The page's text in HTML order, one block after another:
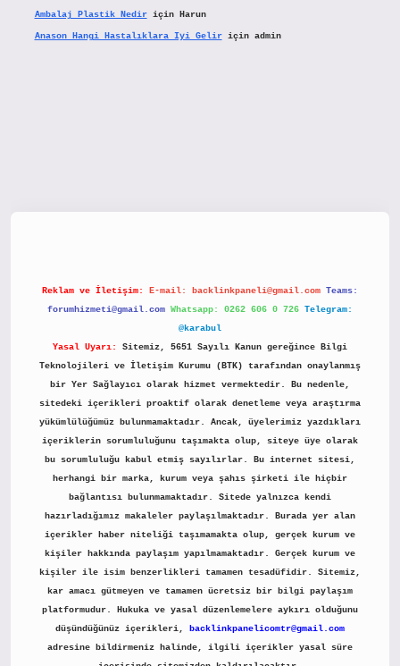
Ambalaj Plastik Nediriçin Harun
Anason Hangi Hastalıklara Iyi Geliriçin admin
Reklam ve İletişim: E-mail: backlinkpaneli@gmail.com Teams:
forumhizmeti@gmail.com Whatsapp: 0262 606 0 726 Telegram:
@karabul
Yasal Uyarı:
Sitemiz, 5651 Sayılı Kanun gereğince Bilgi
Teknolojileri ve İletişim Kurumu (BTK) tarafından onaylanmış
bir Yer Sağlayıcı olarak hizmet vermektedir. Bu nedenle,
sitedeki içerikleri proaktif olarak denetleme veya araştırma
yükümlülüğümüz bulunmamaktadır. Ancak, üyelerimiz yazdıkları
içeriklerin sorumluluğunu taşımakta olup, siteye üye olarak
bu sorumluluğu kabul etmiş sayılırlar. Bu internet sitesi,
herhangi bir marka, kurum veya şahıs şirketi ile hiçbir
bağlantısı bulunmamaktadır. Sitede yalnızca kendi
hazırladığımız makaleler paylaşılmaktadır. Burada yer alan
içerikler haber niteliği taşımamakta olup, gerçek kurum ve
kişiler hakkında paylaşım yapılmamaktadır. Gerçek kurum ve
kişiler ile isim benzerlikleri tamamen tesadüfidir. Sitemiz,
kar amacı gütmeyen ve tamamen ücretsiz bir bilgi paylaşım
platformudur. Hukuka ve yasal düzenlemelere aykırı olduğunu
düşündüğünüz içerikleri,
backlinkpanelicomtr@gmail.com
adresine bildirmeniz halinde, ilgili içerikler yasal süre